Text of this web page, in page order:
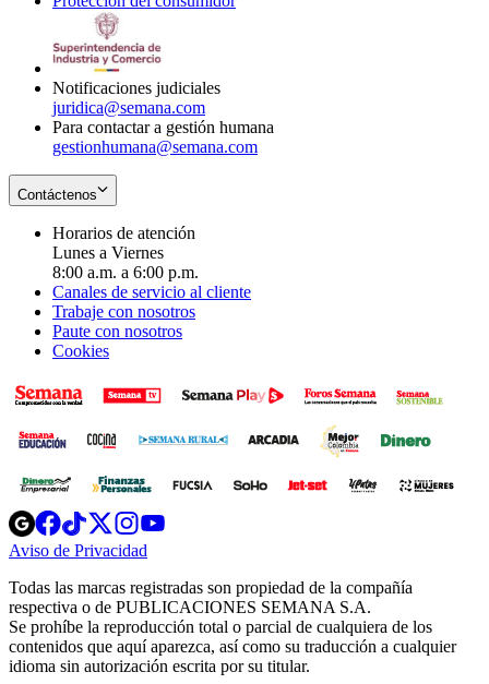
Notificaciones judiciales
juridica@semana.com
Para contactar a gestión humana
gestionhumana@semana.com
Contáctenos
Horarios de atención
Lunes a Viernes
8:00 a.m. a 6:00 p.m.
Canales de servicio al cliente
Trabaje con nosotros
Paute con nosotros
Cookies
Opens
in
new
Opens
in
new
Opens
in
new
window
Opens
new
windowwindow
Aviso de Privacidad
new
window
Todas las marcas registradas son propiedad de la compañía
respectiva o de PUBLICACIONES SEMANA S.A.
Se prohíbe la reproducción total o parcial de cualquiera de los
contenidos que aquí aparezca, así como su traducción a cualquier
idioma sin autorización escrita por su titular.